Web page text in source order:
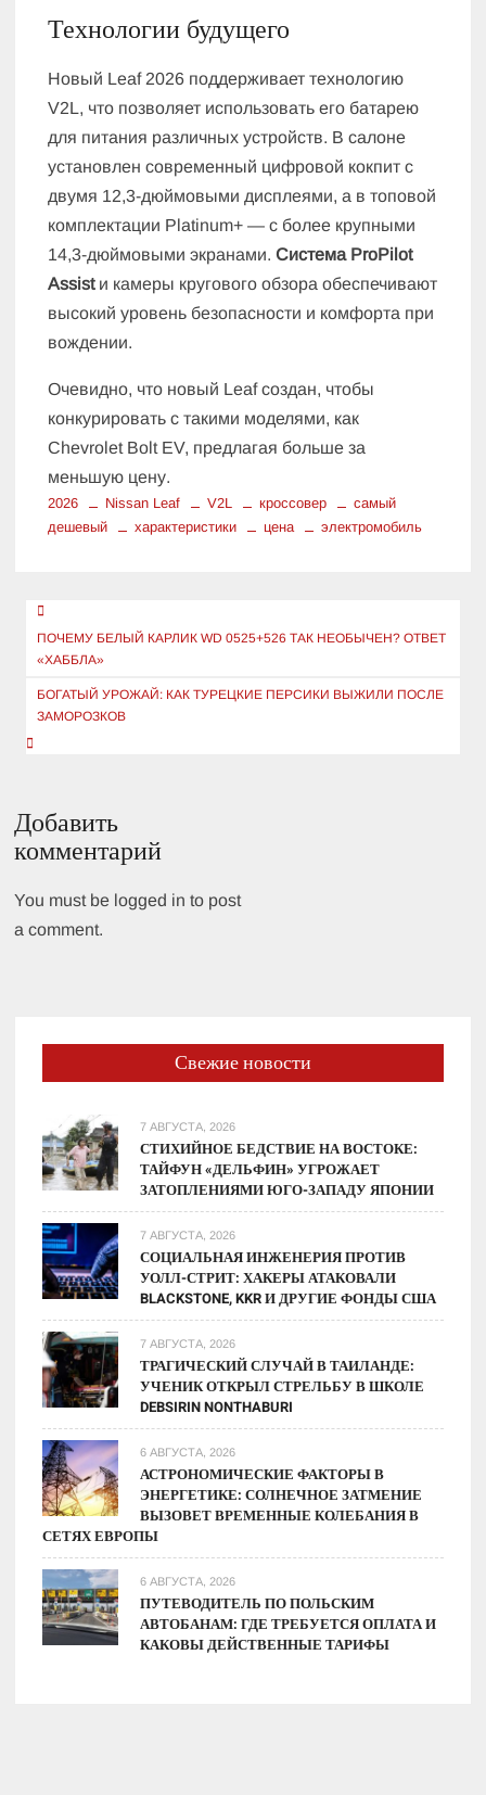
Технологии будущего
Новый Leaf 2026 поддерживает технологию
V2L, что позволяет использовать его батарею
для питания различных устройств. В салоне
установлен современный цифровой кокпит с
двумя 12,3-дюймовыми дисплеями, а в топовой
комплектации Platinum+ — с более крупными
14,3-дюймовыми экранами.Система ProPilot
Assistи камеры кругового обзора обеспечивают
высокий уровень безопасности и комфорта при
вождении.
Очевидно, что новый Leaf создан, чтобы
конкурировать с такими моделями, как
Chevrolet Bolt EV, предлагая больше за
меньшую цену.
2026 Nissan Leaf V2L кроссовер
самый
дешевый
характеристики цена электромобиль
Навигация
по
записям
ПОЧЕМУ БЕЛЫЙ КАРЛИК WD 0525+526 ТАК НЕОБЫЧЕН? ОТВЕТ
«ХАББЛА»
БОГАТЫЙ УРОЖАЙ: КАК ТУРЕЦКИЕ ПЕРСИКИ ВЫЖИЛИ ПОСЛЕ
ЗАМОРОЗКОВ
Добавить
комментарий
You must be logged in to post
a comment.
Свежие новости
7 АВГУСТА, 2026
СТИХИЙНОЕ БЕДСТВИЕ НА ВОСТОКЕ:
ТАЙФУН «ДЕЛЬФИН» УГРОЖАЕТ
ЗАТОПЛЕНИЯМИ ЮГО-ЗАПАДУ ЯПОНИИ
7 АВГУСТА, 2026
СОЦИАЛЬНАЯ ИНЖЕНЕРИЯ ПРОТИВ
УОЛЛ-СТРИТ: ХАКЕРЫ АТАКОВАЛИ
BLACKSTONE, KKR И ДРУГИЕ ФОНДЫ США
7 АВГУСТА, 2026
ТРАГИЧЕСКИЙ СЛУЧАЙ В ТАИЛАНДЕ:
УЧЕНИК ОТКРЫЛ СТРЕЛЬБУ В ШКОЛЕ
DEBSIRIN NONTHABURI
6 АВГУСТА, 2026
АСТРОНОМИЧЕСКИЕ ФАКТОРЫ В
ЭНЕРГЕТИКЕ: СОЛНЕЧНОЕ ЗАТМЕНИЕ
ВЫЗОВЕТ ВРЕМЕННЫЕ КОЛЕБАНИЯ В
СЕТЯХ ЕВРОПЫ
6 АВГУСТА, 2026
ПУТЕВОДИТЕЛЬ ПО ПОЛЬСКИМ
АВТОБАНАМ: ГДЕ ТРЕБУЕТСЯ ОПЛАТА И
КАКОВЫ ДЕЙСТВЕННЫЕ ТАРИФЫ